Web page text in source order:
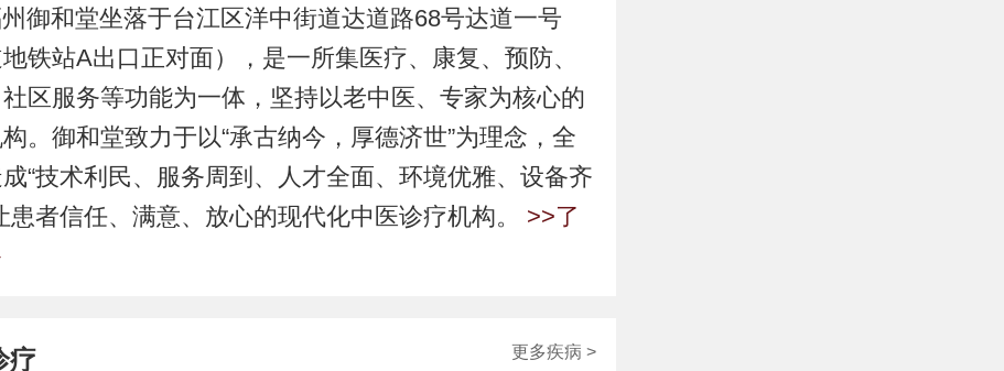
御和堂坐落于台江区洋中街道达道路68号达道一号
地铁站A出口正对面），是一所集医疗、康复、预防、
区服务等功能为一体，坚持以老中医、专家为核心的
。御和堂致力于以“承古纳今，厚德济世”为理念，全
“技术利民、服务周到、人才全面、环境优雅、设备齐
患者信任、满意、放心的现代化中医诊疗机构。 >>了
疗 更多疾病 >